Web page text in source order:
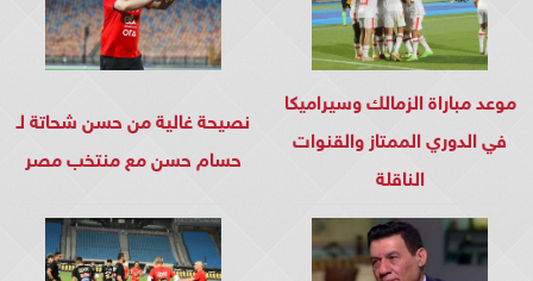
موعد مباراة الزمالك وسيراميكا
في الدوري الممتاز والقنوات
الناقلة
نصيحة غالية من حسن شحاتة لـ
حسام حسن مع منتخب مصر